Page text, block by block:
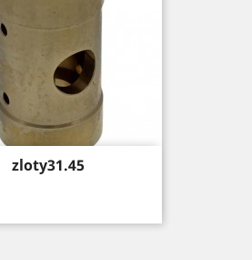
Price
zloty31.45